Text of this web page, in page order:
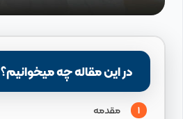
در این مقاله چه میخوانیم؟
1 مقدمه